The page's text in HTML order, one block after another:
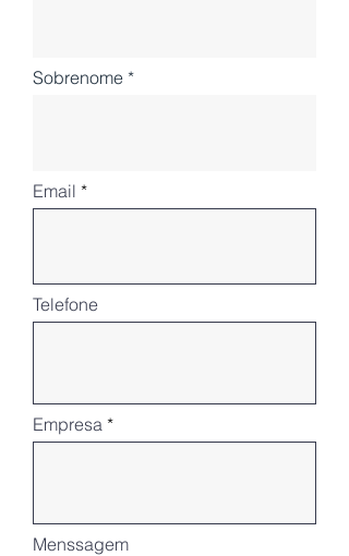
Sobrenome
Email
Telefone
Empresa
Menssagem